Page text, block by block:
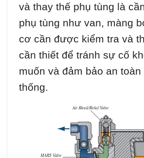
và thay thế phụ tùng là
phụ tùng như van, màng
cơ cần được kiểm tra và
cần thiết để tránh sự cố
muốn và đảm bảo an toàn
thống.